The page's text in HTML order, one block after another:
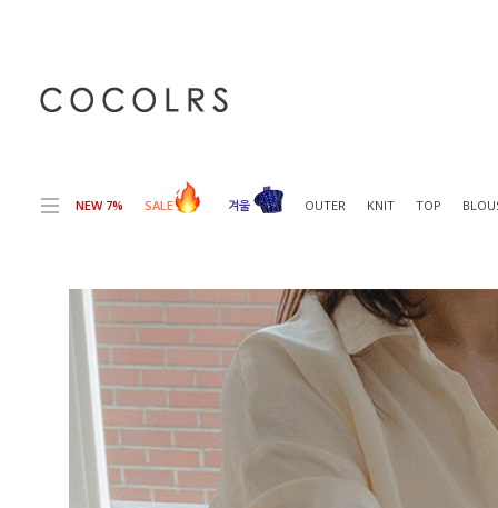
NEW 7% SALE 겨울 OUTER KNIT TOP